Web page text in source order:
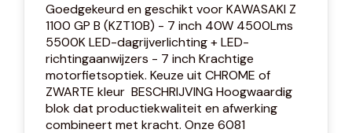
Goedgekeurd en geschikt voor KAWASAKI Z
1100 GP B (KZT10B) - 7 inch 40W 4500Lms
5500K LED-dagrijverlichting + LED-
richtingaanwijzers - 7 inch Krachtige
motorfietsoptiek. Keuze uit CHROME of
ZWARTE kleur BESCHRIJVING Hoogwaardig
blok dat productiekwaliteit en afwerking
combineert met kracht. Onze 6081